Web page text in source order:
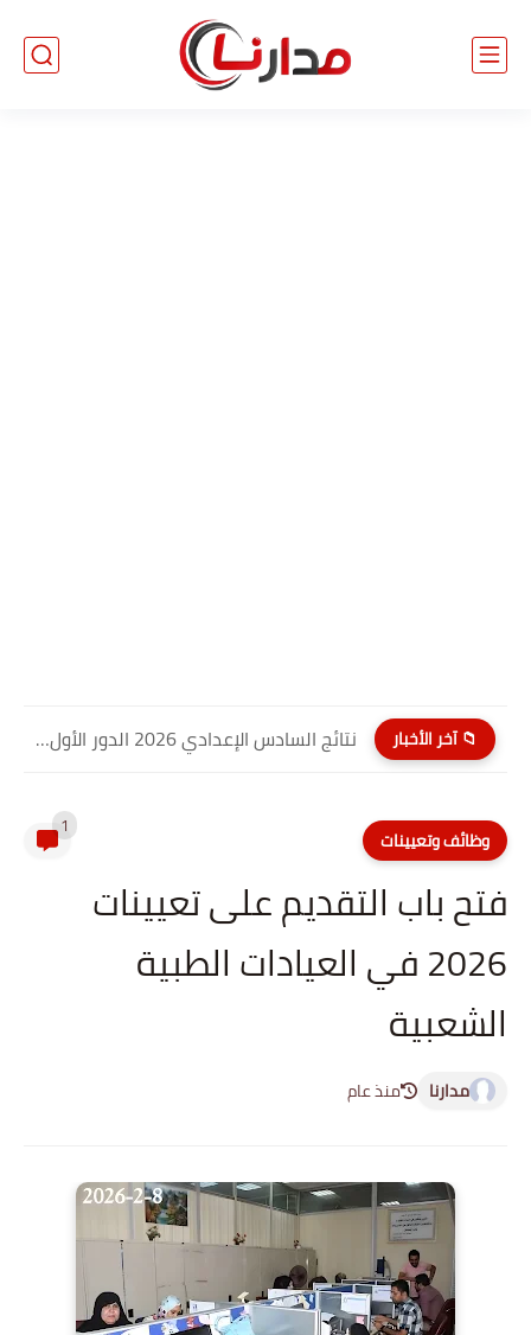
📁 آخر الأخبار نتائج السادس الإعدادي 2026 الدور الأول PDF كربلاء المقدسة| موقع...
وظائف وتعيينات 1
فتح باب التقديم على تعيينات
2026 في العيادات الطبية
الشعبية
مدارنا منذ عام